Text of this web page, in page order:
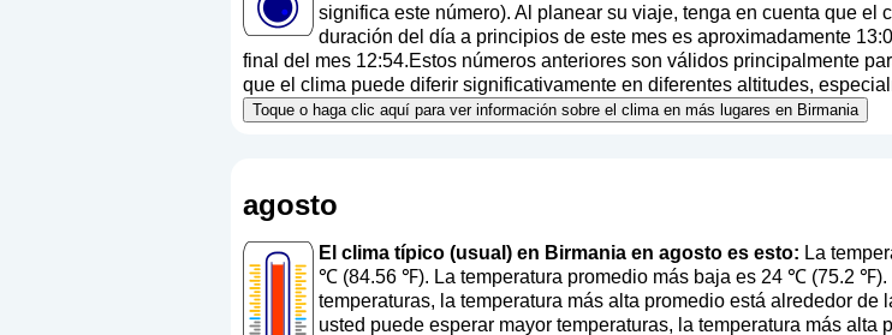
significa este número). Al planear su viaje, tenga en cuenta que el
duración del día a principios de este mes es aproximadamente
final del mes 12:54.Estos números anteriores son válidos principalmente
que el clima puede diferir significativamente en diferentes altitudes,
Toque o haga clic aquí para ver información sobre el clima en más lugares en Birmania
agosto
El clima típico (usual) en Birmania en agosto es esto: La
℃ (84.56 ℉). La temperatura promedio más baja es 24 ℃ (75.2 ℉).
temperaturas, la temperatura más alta promedio está alrededor
usted puede esperar mayor temperaturas, la temperatura más